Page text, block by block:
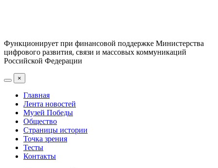
Функционирует при финансовой поддержке Министерства
цифрового развития, связи и массовых коммуникаций
Российской Федерации
×
Главная
Лента новостей
Музей Победы
Общество
Страницы истории
Точка зрения
Тесты
Контакты